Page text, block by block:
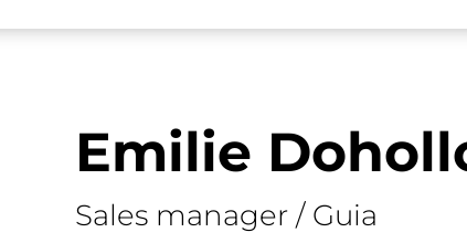
Emilie
Sales manager / Guia